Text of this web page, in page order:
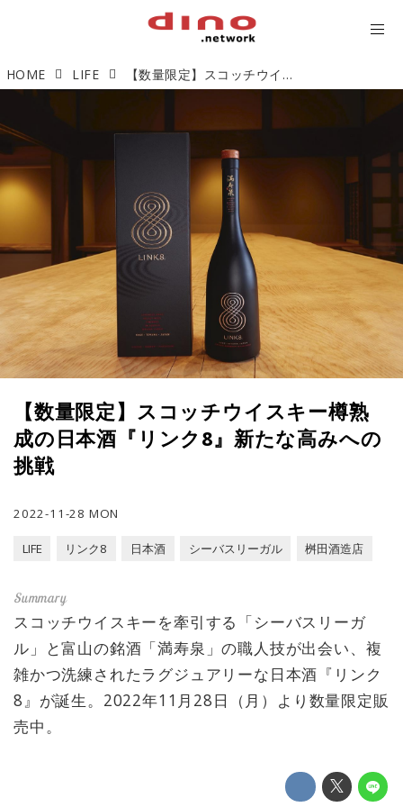
HOME LIFE 【数量限定】スコッチウイスキー樽熟成の日本酒『リンク8』新たな高みへの挑戦
【数量限定】スコッチウイスキー樽熟
成の日本酒『リンク8』新たな高みへの
挑戦
2022-11-28 MON
LIFE リンク8 日本酒 シーバスリーガル 桝田酒造店
スコッチウイスキーを牽引する「シーバスリーガ
ル」と富山の銘酒「満寿泉」の職人技が出会い、複
雑かつ洗練されたラグジュアリーな日本酒『リンク
8』が誕生。2022年11月28日（月）より数量限定販
売中。